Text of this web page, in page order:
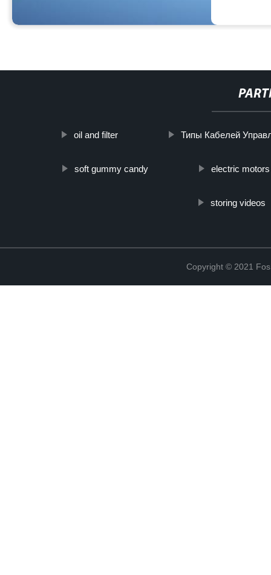
oil and filter Типы Кабелей
soft gummy candy electric
storing videos
Copyright © 2021